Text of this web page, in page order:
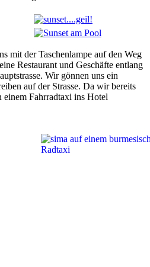
mit der Taschenlampe auf den Weg
Restaurant und Geschäfte entlang
Wir gönnen uns ein
auf der Strasse. Da wir bereits
einem Fahrradtaxi ins Hotel